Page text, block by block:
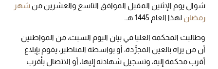
شوال يوم الإثنين المقبل الموافق التاسع والعشرين من شهر
رمضان لهذا العام 1445 هـ.
وطالبت المحكمة العليا في بيان اليوم السبت، من المواطنين
أن من يراه بالعين المجرَّدة، أو بواسطة المناظير، يقوم بإبلاغ
أقرب محكمة إليه، وتسجيل شهادته إليها، أو الاتصال بأقرب